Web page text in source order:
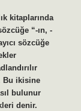
kitaplarında
“-ın, -
sözcüğe
Bu ikisine
bulunur
denir.